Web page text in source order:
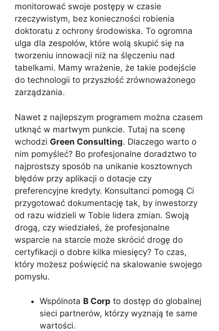
monitorować swoje postępy w czasie
rzeczywistym, bez konieczności robienia
doktoratu z ochrony środowiska. To ogromna
ulga dla zespołów, które wolą skupić się na
tworzeniu innowacji niż na ślęczeniu nad
tabelkami. Mamy wrażenie, że takie podejście
do technologii to przyszłość zrównoważonego
zarządzania.
Nawet z najlepszym programem można czasem
utknąć w martwym punkcie. Tutaj na scenę
wchodzi Green Consulting. Dlaczego warto o
nim pomyśleć? Bo profesjonalne doradztwo to
najprostszy sposób na unikanie kosztownych
błędów przy aplikacji o dotacje czy
preferencyjne kredyty. Konsultanci pomogą Ci
przygotować dokumentację tak, by inwestorzy
od razu widzieli w Tobie lidera zmian. Swoją
drogą, czy wiedziałeś, że profesjonalne
wsparcie na starcie może skrócić drogę do
certyfikacji o dobre kilka miesięcy? To czas,
który możesz poświęcić na skalowanie swojego
pomysłu.
Wspólnota B Corp to dostęp do globalnej
sieci partnerów, którzy wyznają te same
wartości.